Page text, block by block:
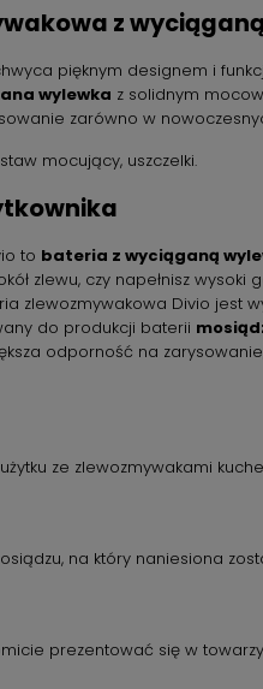
z
pięknym designem i
wylewka z solidnym
zarówno w
mocujący, uszczelki.
to bateria z wyciąganą
zlewu, czy napełnisz wysoki
zlewozmywakowa Divio jest
do produkcji baterii
odporność na
ze zlewozmywakami
na który naniesiona
prezentować się w